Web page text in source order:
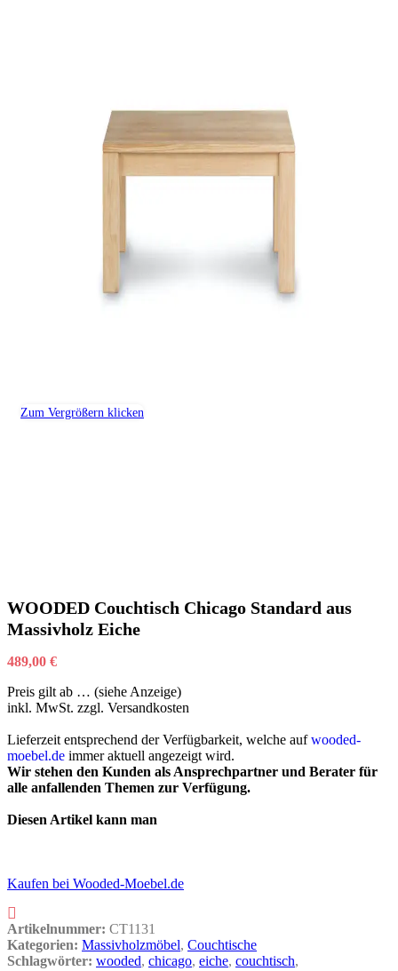
Zum Vergrößern klicken
WOODED Couchtisch Chicago Standard aus
Massivholz Eiche
489,00 €
Preis gilt ab … (siehe Anzeige)
inkl. MwSt. zzgl. Versandkosten
Lieferzeit entsprechend der Verfügbarkeit, welche aufwooded-
moebel.de immer aktuell angezeigt wird.
Wir stehen den Kunden als Ansprechpartner und Berater für
alle anfallenden Themen zur Verfügung.
Diesen Artikel kann man
Kaufen bei Wooded-Moebel.de
Artikelnummer: CT1131
Kategorien: Massivholzmöbel, Couchtische
Schlagwörter: wooded, chicago, eiche, couchtisch,